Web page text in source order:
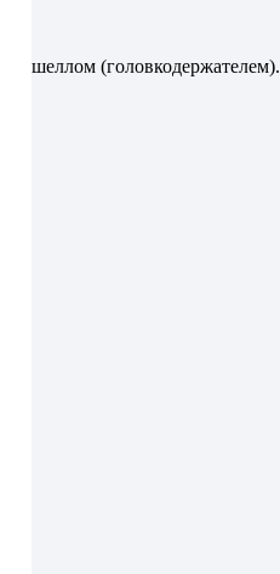
с шеллом (головкодержателем).